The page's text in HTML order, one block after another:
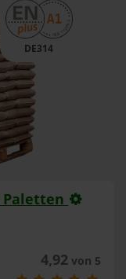
DE314
Paletten
4,92von 5